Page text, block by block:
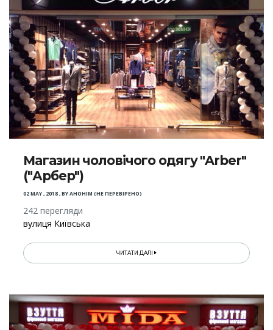
Магазин чоловічого одягу "Arber"
("Арбер")
02 MAY , 2018,BYАНОНІМ (НЕ ПЕРЕВІРЕНО)
242 перегляди
вулиця Київська
ЧИТАТИ ДАЛІ